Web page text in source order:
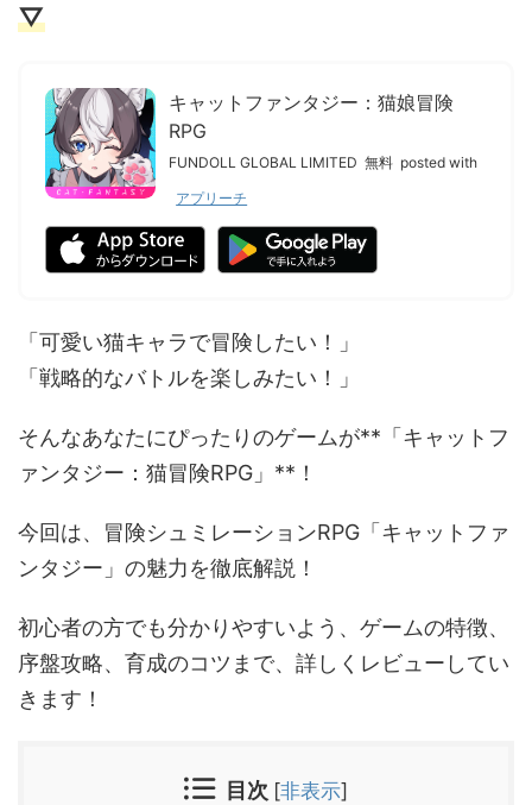
▽
キャットファンタジー：猫娘冒険
RPG
FUNDOLL GLOBAL LIMITED 無料 posted with
アプリーチ
「可愛い猫キャラで冒険したい！」
「戦略的なバトルを楽しみたい！」
そんなあなたにぴったりのゲームが**「キャットフ
ァンタジー：猫冒険RPG」**！
今回は、冒険シュミレーションRPG「キャットファ
ンタジー」の魅力を徹底解説！
初心者の方でも分かりやすいよう、ゲームの特徴、
序盤攻略、育成のコツまで、詳しくレビューしてい
きます！
目次 [非表示]